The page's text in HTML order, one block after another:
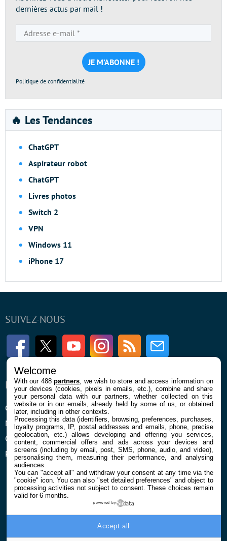
dernières actus par mail !
e-
mail
*
Politique de confidentialité
🔥 Les Tendances
ChatGPT
Aspirateur robot
ChatGPT
Livres photos
Switch 2
VPN
Windows 11
iPhone 17
SUIVEZ-NOUS
FacebookTwitter Youtube InstagramRSS Newsletter
ENTREPRISE
Qui sommes nous
Mentions légales et CGU
Confidentialité et Cookies
Préférences cookies
À PROPOS
La rédaction
Contact
Welcome
With our 488partners , we wish to store and access information on
your devices (cookies, pixels in emails, etc.), combine and share
your personal data with our partners, whether collected on this
website or in our emails, already held by some of us, or obtained
later, including in other contexts.
Processing this data (identifiers, browsing, preferences, purchases,
loyalty programs, IP, postal addresses and emails, phone, precise
geolocation, etc.) allows developing and offering you services,
content, commercial offers and ads across your devices and
screens (including by email, post, SMS, phone, audio, and video),
personalising them, measuring their performance, and analysing
audiences.
You can "accept all" and withdraw your consent at any time via the
"cookie" icon. You can also "set detailed preferences" and object to
processing activities not subject to consent. These choices remain
valid for 6 months.
powered by
Accept all